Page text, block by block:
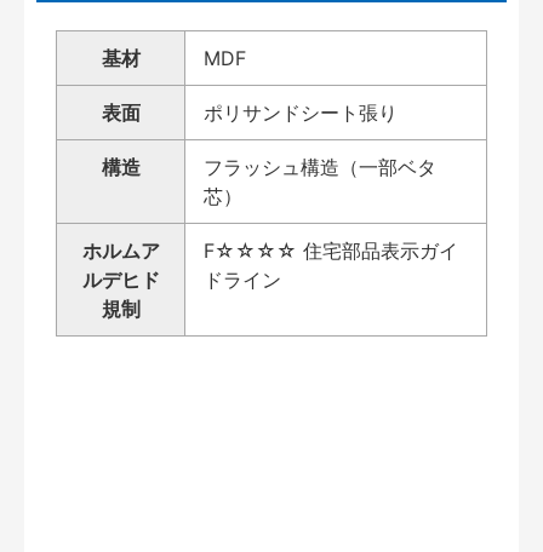
基材 MDF
表面 ポリサンドシート張り
構造
フラッシュ構造（一部ベタ
芯）
ホルムア
ルデヒド
規制
F☆☆☆☆ 住宅部品表示ガイ
ドライン